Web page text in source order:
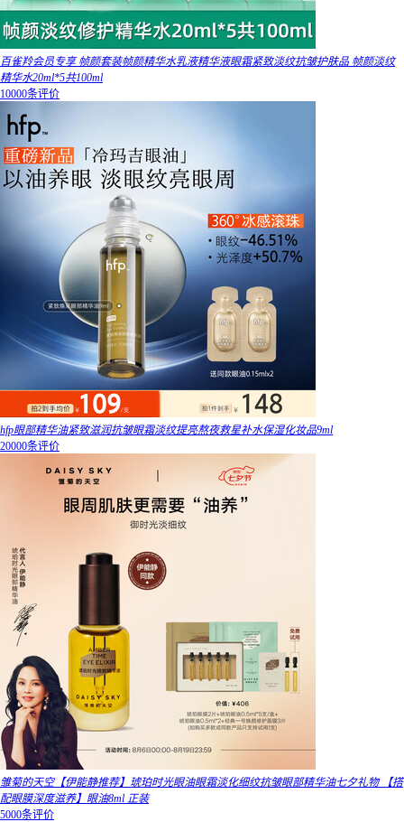
百雀羚会员专享 帧颜套装帧颜精华水乳液精华液眼霜紧致淡纹抗皱护肤品 帧颜淡纹
精华水20ml*5共100ml
10000条评价
hfp眼部精华油紧致滋润抗皱眼霜淡纹提亮熬夜救星补水保湿化妆品9ml
20000条评价
雏菊的天空【伊能静推荐】琥珀时光眼油眼霜淡化细纹抗皱眼部精华油七夕礼物 【搭
配眼膜深度滋养】眼油8ml 正装
5000条评价